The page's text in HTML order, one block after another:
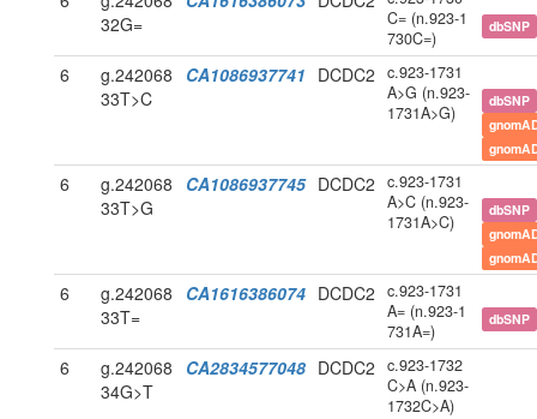
32G=
C= (n.923-1
730C=)
dbSNP
6
g.242068
33T>C
CA1086937741 DCDC2
c.923-1731
A>G (n.923-
1731A>G)
dbSNP
6
g.242068
33T>G
CA1086937745 DCDC2
c.923-1731
A>C (n.923-
1731A>C)
dbSNP
6
g.242068
33T=
CA1616386074 DCDC2
c.923-1731
A= (n.923-1
731A=)
dbSNP
6
g.242068
34G>T
CA2834577048 DCDC2
c.923-1732
C>A (n.923-
1732C>A)